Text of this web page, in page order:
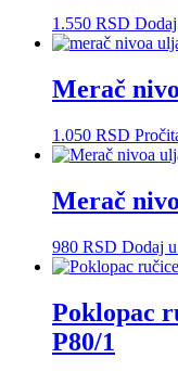
1.550 RSD
Merač
1.050 RSD
Merač
980 RSD Dodaj
Poklopac
P80/1